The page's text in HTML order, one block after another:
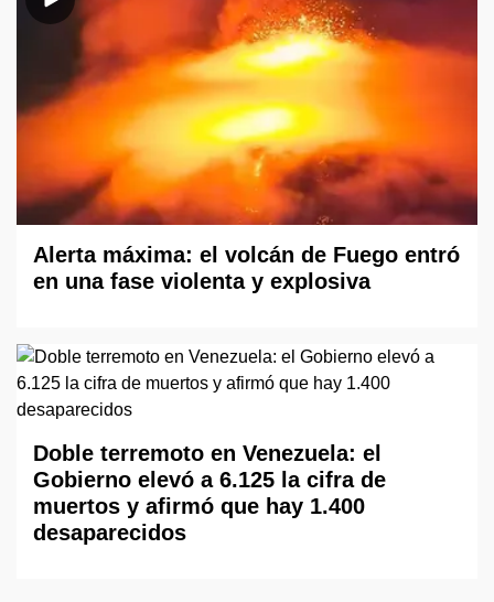
Alerta máxima: el volcán de Fuego entró
en una fase violenta y explosiva
Doble terremoto en Venezuela: el
Gobierno elevó a 6.125 la cifra de
muertos y afirmó que hay 1.400
desaparecidos